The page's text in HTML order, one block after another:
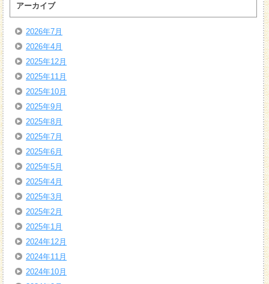
アーカイブ
2026年7月
2026年4月
2025年12月
2025年11月
2025年10月
2025年9月
2025年8月
2025年7月
2025年6月
2025年5月
2025年4月
2025年3月
2025年2月
2025年1月
2024年12月
2024年11月
2024年10月